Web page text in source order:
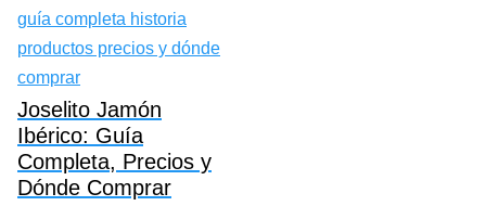
Joselito Jamón
Ibérico: Guía
Completa, Precios y
Dónde Comprar